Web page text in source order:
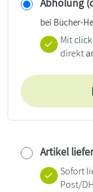
Abholung
bei Bücher-
Mit
direkt
Artikel
Sofort
Post/